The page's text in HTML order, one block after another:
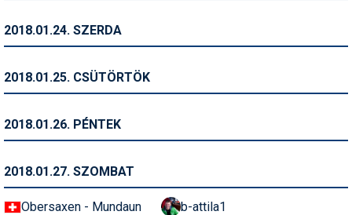
Védőfelszerelés
Wellness
2018.01.24. SZERDA
2018.01.25. CSÜTÖRTÖK
2018.01.26. PÉNTEK
2018.01.27. SZOMBAT
Obersaxen - Mundaun b-attila1